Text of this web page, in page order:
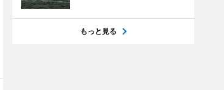
もっと見る